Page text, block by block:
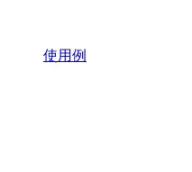
使用例